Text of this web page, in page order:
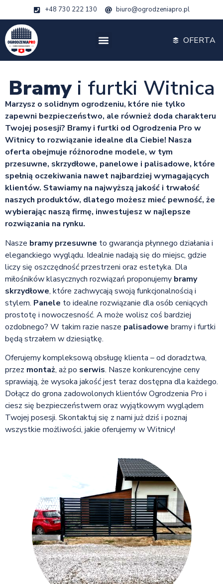
+48 730 222 130 biuro@ogrodzeniapro.pl
OFERTA
Bramy i furtki Witnica
Marzysz o solidnym ogrodzeniu, które nie tylko
zapewni bezpieczeństwo, ale również doda charakteru
Twojej posesji? Bramy i furtki od Ogrodzenia Pro w
Witnicy to rozwiązanie idealne dla Ciebie! Nasza
oferta obejmuje różnorodne modele, w tym
przesuwne, skrzydłowe, panelowe i palisadowe, które
spełnią oczekiwania nawet najbardziej wymagających
klientów. Stawiamy na najwyższą jakość i trwałość
naszych produktów, dlatego możesz mieć pewność, że
wybierając naszą firmę, inwestujesz w najlepsze
rozwiązania na rynku.
Nasze bramy przesuwne to gwarancja płynnego działania i
eleganckiego wyglądu. Idealnie nadają się do miejsc, gdzie
liczy się oszczędność przestrzeni oraz estetyka. Dla
miłośników klasycznych rozwiązań proponujemy bramy
skrzydłowe, które zachwycają swoją funkcjonalnością i
stylem. Panele to idealne rozwiązanie dla osób ceniących
prostotę i nowoczesność. A może wolisz coś bardziej
ozdobnego? W takim razie nasze palisadowe bramy i furtki
będą strzałem w dziesiątkę.
Oferujemy kompleksową obsługę klienta – od doradztwa,
przez montaż, aż po serwis. Nasze konkurencyjne ceny
sprawiają, że wysoka jakość jest teraz dostępna dla każdego.
Dołącz do grona zadowolonych klientów Ogrodzenia Pro i
ciesz się bezpieczeństwem oraz wyjątkowym wyglądem
Twojej posesji. Skontaktuj się z nami już dziś i poznaj
wszystkie możliwości, jakie oferujemy w Witnicy!